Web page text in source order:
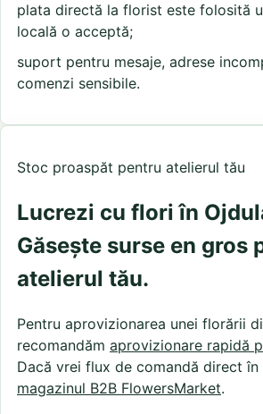
plata directă la florist este folosită
locală o acceptă;
suport pentru mesaje, adrese
comenzi sensibile.
Stoc proaspăt pentru atelierul tău
Lucrezi cu flori în
Găsește surse en gros
atelierul tău.
Pentru aprovizionarea unei florării
recomandăm aprovizionare rapidă
Dacă vrei flux de comandă direct în
magazinul B2B FlowersMarket.